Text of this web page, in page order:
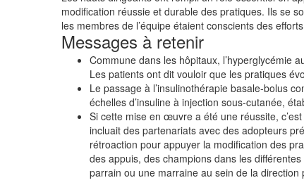
modification réussie et durable des pratiques. Ils se
les membres de l’équipe étaient conscients des
Messages à retenir
Commune dans les hôpitaux, l’hyperglycémie
Les patients ont dit vouloir que les pratiques
Le passage à l’insulinothérapie basale-bolus
échelles d’insuline à injection sous-cutanée,
Si cette mise en œuvre a été une réussite,
incluait des partenariats avec des adopteurs
rétroaction pour appuyer la modification des
des appuis, des champions dans les
parrain ou une marraine au sein de la direction